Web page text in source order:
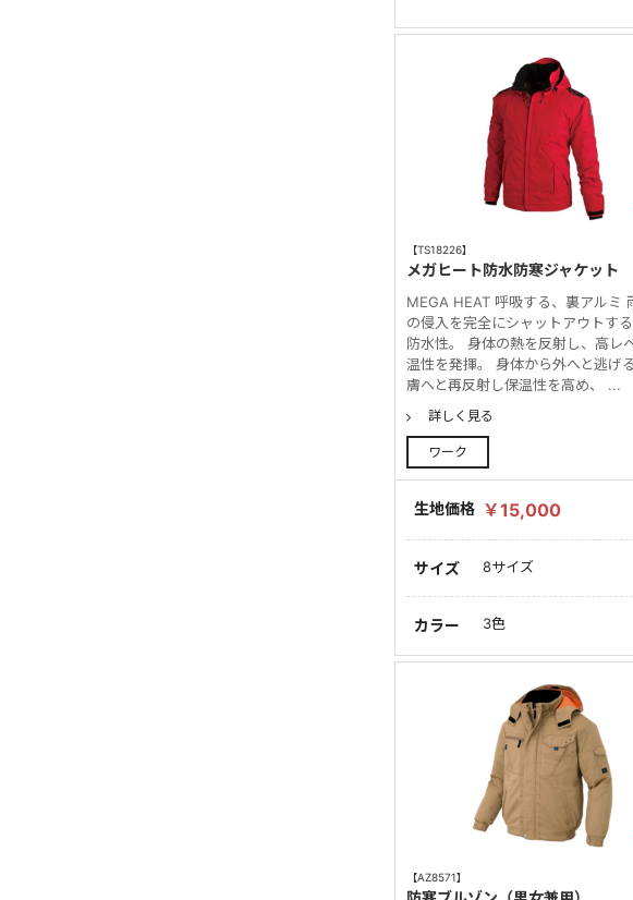
【TS18226】
メガヒート防水防寒ジャケット
MEGA HEAT 呼吸する、裏アルミ
の侵入を完全にシャットアウトする
防水性。 身体の熱を反射し、高レ
温性を発揮。 身体から外へと逃げ
膚へと再反射し保温性を高め、 ...
詳しく見る
ワーク
生地価格 ￥15,000
サイズ 8サイズ
カラー 3色
【AZ8571】